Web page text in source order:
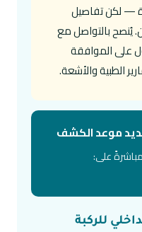
— لكن تفاصيل
يُنصح بالتواصل مع
على الموافقة
الطبية والأشعة.
موعد الكشف
على:
للركبة